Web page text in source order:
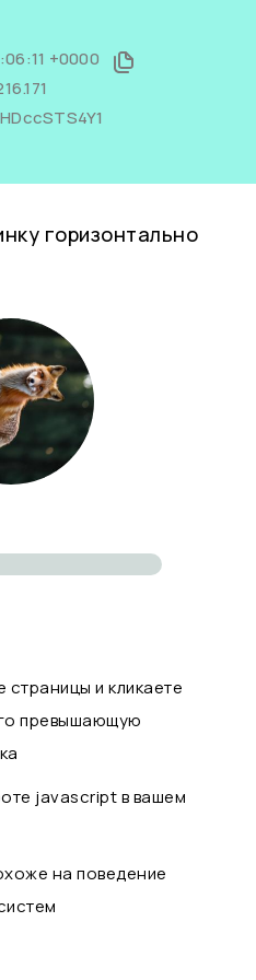
+0000
горизонтально
и кликаете
превышающую
javascript в вашем
на поведение